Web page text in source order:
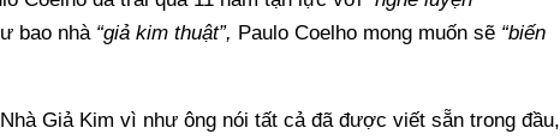
bao nhà “giả kim thuật”, Paulo Coelho mong muốn sẽ “biến
Giả Kim vì như ông nói tất cả đã được viết sẵn trong đầu,